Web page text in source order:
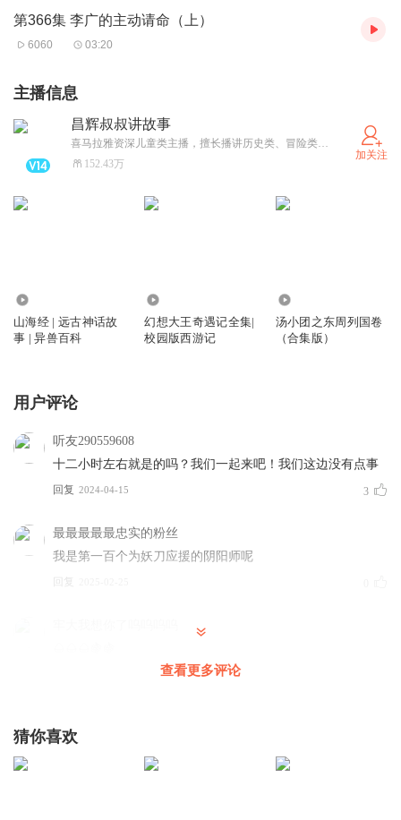
第366集 李广的主动请命（上）
6060 03:20
主播信息
昌辉叔叔讲故事
喜马拉雅资深儿童类主播，擅长播讲历史类、冒险类、体育类儿童故事。欢迎相关故事创作者联系合作！
152.43万
加关注
山海经 | 远古神话故
事 | 异兽百科
幻想大王奇遇记全集|
校园版西游记
汤小团之东周列国卷
（合集版）
用户评论
听友290559608
十二小时左右就是的吗？我们一起来吧！我们这边没有点事
回复 2024-04-15 3
最最最最最忠实的粉丝
我是第一百个为妖刀应援的阴阳师呢
回复
🔟🔟🔟🔟🔩
查看更多评论
猜你喜欢